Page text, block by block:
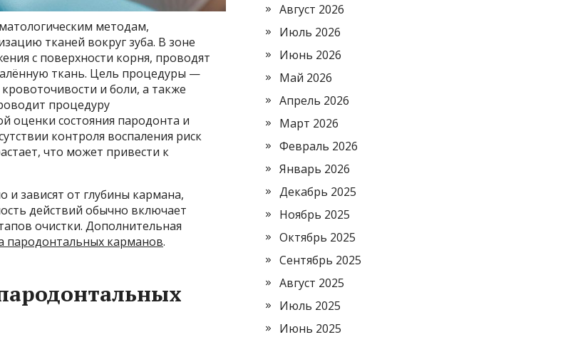
методам,
тканей вокруг зуба. В зоне
с поверхности корня, проводят
ткань. Цель процедуры —
и боли, а также
процедуру
оценки состояния пародонта и
контроля воспаления риск
что может привести к
зависят от глубины кармана,
действий обычно включает
очистки. Дополнительная
пародонтальных карманов.
Август 2026
Июль 2026
Июнь 2026
Май 2026
Апрель 2026
Март 2026
Февраль 2026
Январь 2026
Декабрь 2025
Ноябрь 2025
Октябрь 2025
Сентябрь 2025
Август 2025
Июль 2025
Июнь 2025